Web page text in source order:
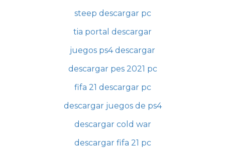
steep descargar pc
tia portal descargar
juegos ps4 descargar
descargar pes 2021 pc
fifa 21 descargar pc
descargar juegos de ps4
descargar cold war
descargar fifa 21 pc